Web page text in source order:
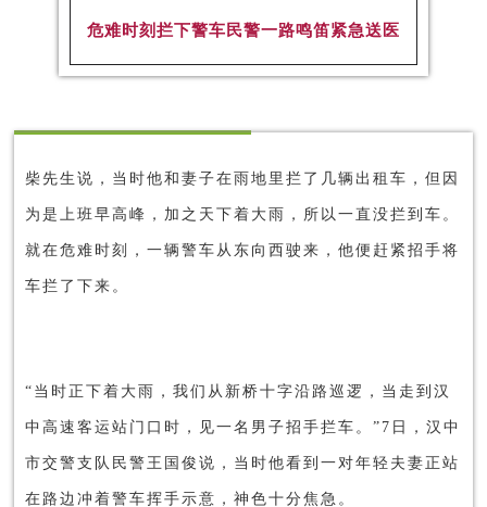
危难时刻拦下警车民警一路鸣笛紧急送医
柴先生说，当时他和妻子在雨地里拦了几辆出租车，但因
为是上班早高峰，加之天下着大雨，所以一直没拦到车。
就在危难时刻，一辆警车从东向西驶来，他便赶紧招手将
车拦了下来。
“当时正下着大雨，我们从新桥十字沿路巡逻，当走到汉
中高速客运站门口时，见一名男子招手拦车。”7日，汉中
市交警支队民警王国俊说，当时他看到一对年轻夫妻正站
在路边冲着警车挥手示意，神色十分焦急。